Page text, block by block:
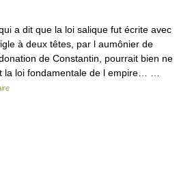
a dit que la loi salique fut écrite avec
à deux têtes, par l aumônier de
de Constantin, pourrait bien ne
loi fondamentale de l empire… …